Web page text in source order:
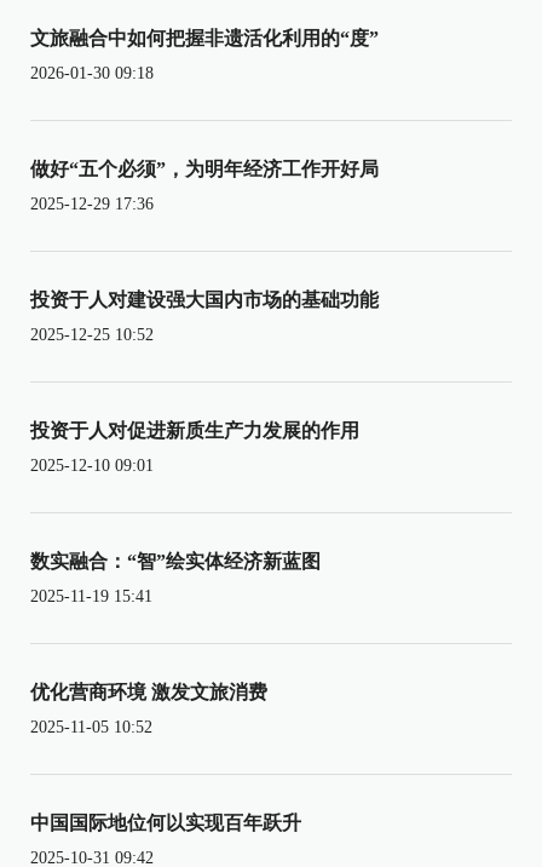
文旅融合中如何把握非遗活化利用的“度”
2026-01-30 09:18
做好“五个必须”，为明年经济工作开好局
2025-12-29 17:36
投资于人对建设强大国内市场的基础功能
2025-12-25 10:52
投资于人对促进新质生产力发展的作用
2025-12-10 09:01
数实融合：“智”绘实体经济新蓝图
2025-11-19 15:41
优化营商环境 激发文旅消费
2025-11-05 10:52
中国国际地位何以实现百年跃升
2025-10-31 09:42